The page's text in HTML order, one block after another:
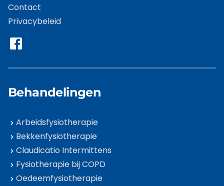
Contact
Privacybeleid
Behandelingen
Arbeidsfysiotherapie
Bekkenfysiotherapie
Claudicatio Intermittens
Fysiotherapie bij COPD
Oedeemfysiotherapie